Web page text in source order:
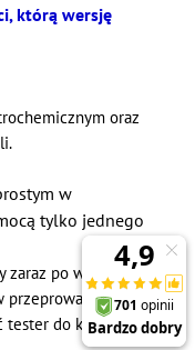
którą wersję
oraz
w
tylko jednego
po włączeniu
przeprowadzaliśmy
tester do kalibracji.